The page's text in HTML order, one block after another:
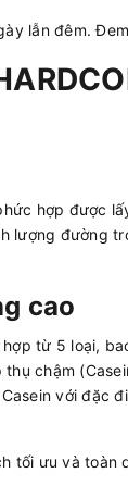
lẫn đêm.
hợp được
lượng đường
cao
từ 5 loại,
chậm
với đặc
tối ưu và toàn